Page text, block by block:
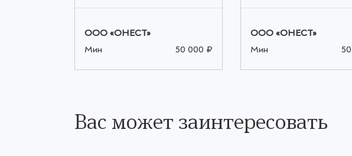
ООО «ОНЕСТ»
Мин
50 000 ₽
ООО «ОНЕСТ»
Мин
Вас может заинтересовать